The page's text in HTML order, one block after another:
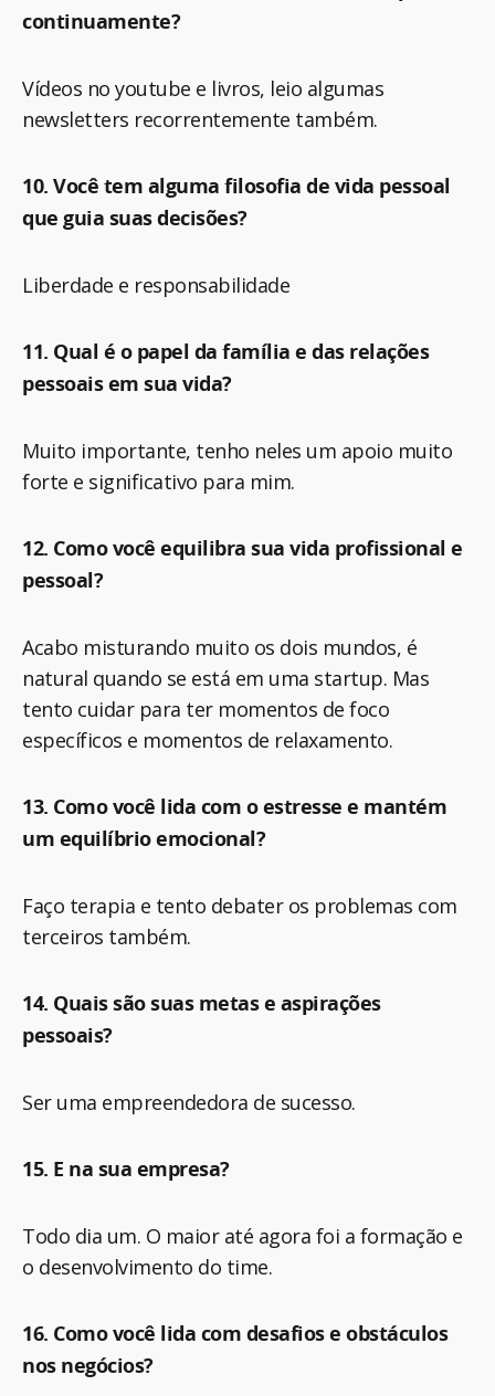
continuamente?
Vídeos no youtube e livros, leio algumas
newsletters recorrentemente também.
10. Você tem alguma filosofia de vida pessoal
que guia suas decisões?
Liberdade e responsabilidade
11. Qual é o papel da família e das relações
pessoais em sua vida?
Muito importante, tenho neles um apoio muito
forte e significativo para mim.
12. Como você equilibra sua vida profissional e
pessoal?
Acabo misturando muito os dois mundos, é
natural quando se está em uma startup. Mas
tento cuidar para ter momentos de foco
específicos e momentos de relaxamento.
13. Como você lida com o estresse e mantém
um equilíbrio emocional?
Faço terapia e tento debater os problemas com
terceiros também.
14. Quais são suas metas e aspirações
pessoais?
Ser uma empreendedora de sucesso.
15. E na sua empresa?
Todo dia um. O maior até agora foi a formação e
o desenvolvimento do time.
16. Como você lida com desafios e obstáculos
nos negócios?